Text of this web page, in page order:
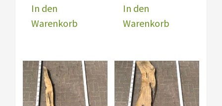
In den
Warenkorb
In den
Warenkorb